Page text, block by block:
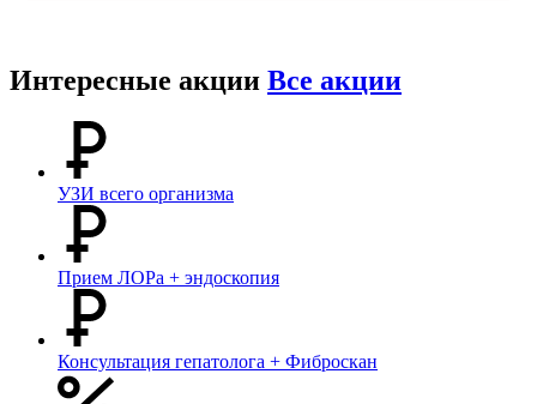
Интересные акции Все акции
УЗИ всего организма
Прием ЛОРа + эндоскопия
Консультация гепатолога + Фиброскан